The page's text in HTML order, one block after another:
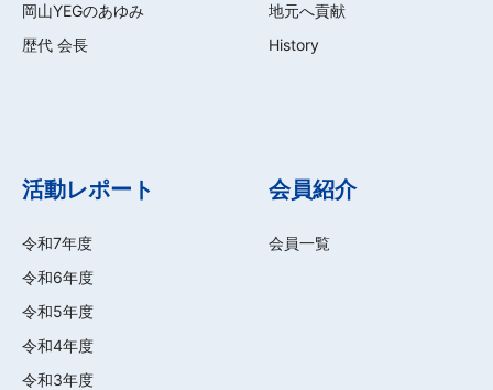
岡山YEGのあゆみ
歴代 会長
地元へ貢献
History
活動レポート
令和7年度
令和6年度
令和5年度
令和4年度
令和3年度
会員紹介
会員一覧